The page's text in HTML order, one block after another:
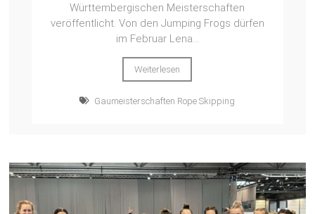
Württembergischen Meisterschaften
veröffentlicht. Von den Jumping Frogs dürfen
im Februar Lena...
Weiterlesen
Gaumeisterschaften Rope Skipping